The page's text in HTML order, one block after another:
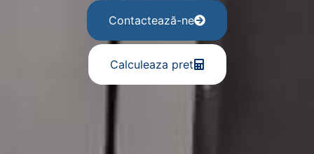
Contactează-ne
Calculeaza pret